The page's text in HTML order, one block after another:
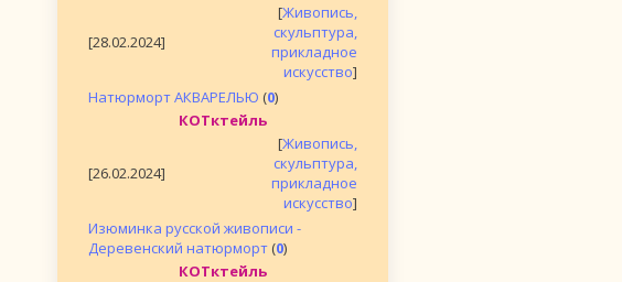
[28.02.2024]
[Живопись,
скульптура,
прикладное
искусство]
Натюрморт АКВАРЕЛЬЮ (0)
КОТктейль
[26.02.2024]
[Живопись,
скульптура,
прикладное
искусство]
Изюминка русской живописи -
Деревенский натюрморт (0)
КОТктейль